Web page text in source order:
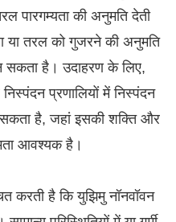
पारगम्यता की अनुमति देती
या तरल को गुजरने की अनुमति
सकता है। उदाहरण के लिए,
प्रणालियों में निस्पंदन
है, जहां इसकी शक्ति और
आवश्यक है।
करती है कि युझिमु नॉनवॉवन